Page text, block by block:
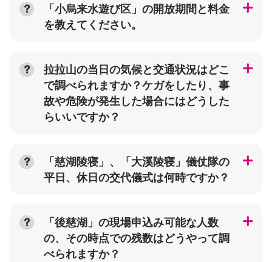
「小烏来水遊び区」の開放期間と料金
を教えてください。
拉拉山の当日の気候と交通状況はどこ
で調べられますか？ケガをしたり、事
故や危険が発生した場合にはどうした
らいいですか？
「慈湖陵寝」、「大溪陵寝」儀仗隊の
平日、休日の交代儀式は何時ですか？
「後慈湖」の現場申込み可能な人数
の、その時点での残数はどうやって調
べられますか？